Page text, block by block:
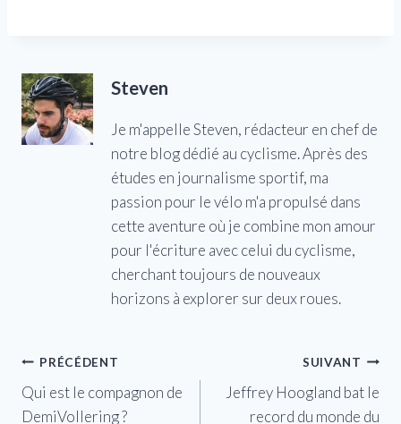
Steven
Je m'appelle Steven, rédacteur en chef de
notre blog dédié au cyclisme. Après des
études en journalisme sportif, ma
passion pour le vélo m'a propulsé dans
cette aventure où je combine mon amour
pour l'écriture avec celui du cyclisme,
cherchant toujours de nouveaux
horizons à explorer sur deux roues.
Navigation
de
PRÉCÉDENT
Qui est le compagnon de
DemiVollering ?
SUIVANT
Jeffrey Hoogland bat le
record du monde du